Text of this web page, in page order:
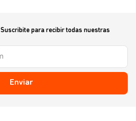
Suscribite para recibir todas nuestras
Enviar